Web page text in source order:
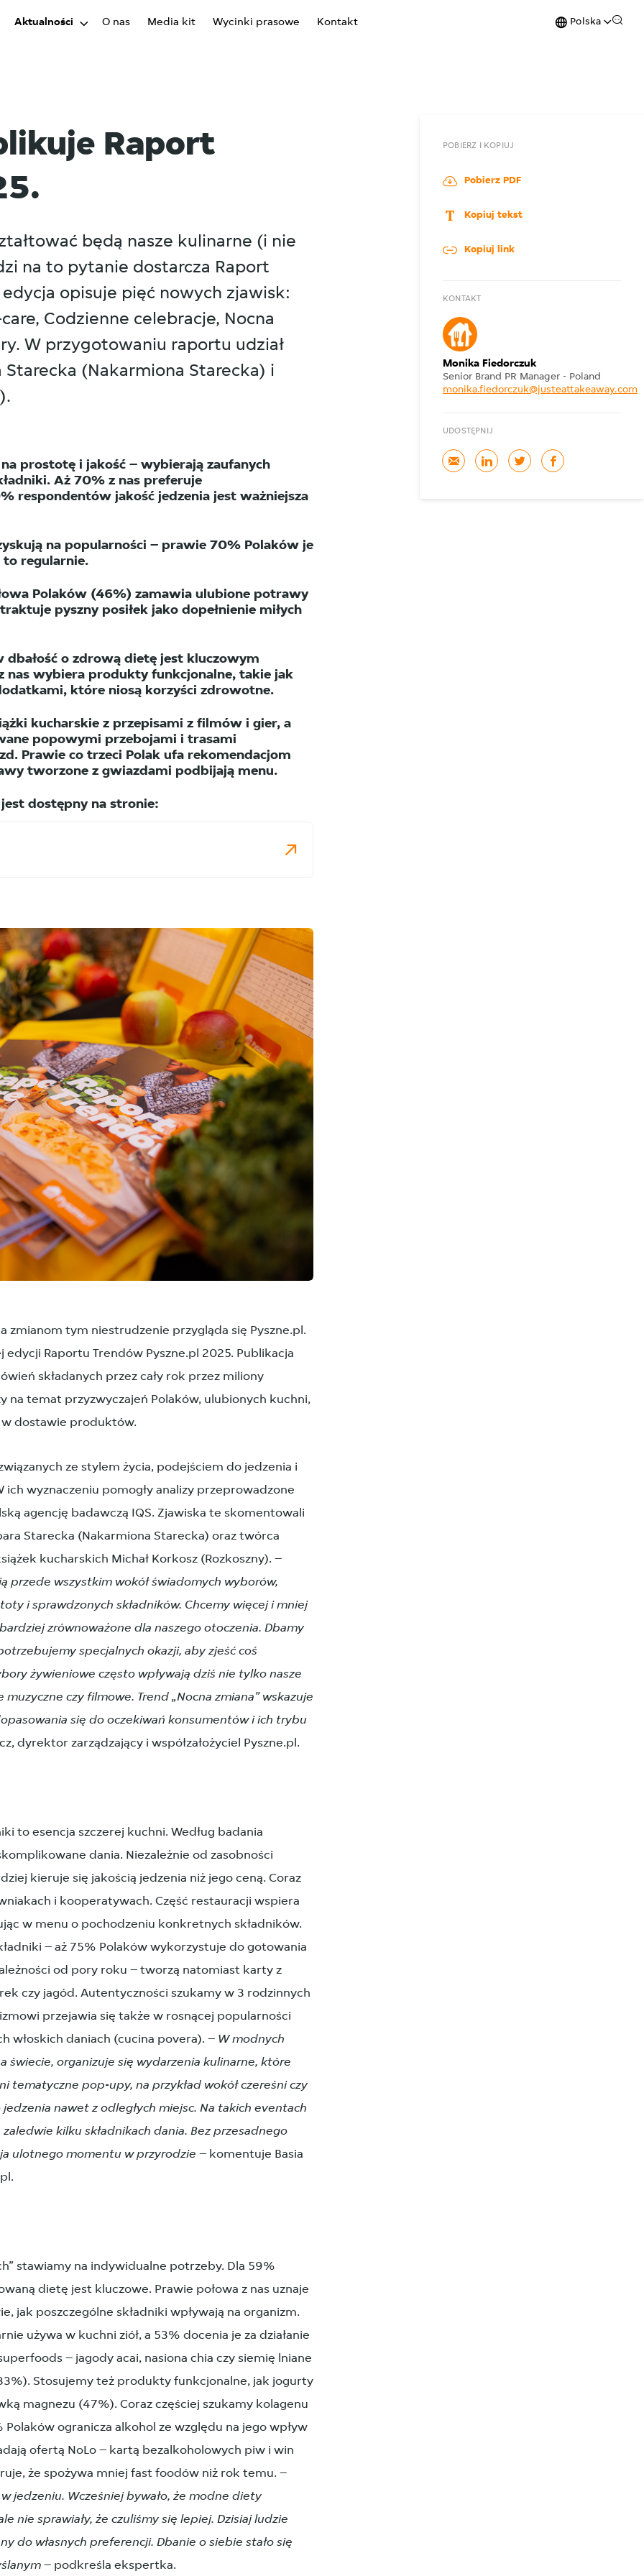
Aktualności O nas Media kit Wycinki prasowe Kontakt Polska
Raport
będą nasze kulinarne (i nie
na to pytanie dostarcza Raport
opisuje pięć nowych zjawisk:
Codzienne celebracje, Nocna
W przygotowaniu raportu udział
(Nakarmiona Starecka) i
prostotę i jakość – wybierają zaufanych
Aż 70% z nas preferuje
respondentów jakość jedzenia jest ważniejsza
na popularności – prawie 70% Polaków je
to regularnie.
Polaków (46%) zamawia ulubione potrawy
pyszny posiłek jako dopełnienie miłych
dbałość o zdrową dietę jest kluczowym
nas wybiera produkty funkcjonalne, takie jak
które niosą korzyści zdrowotne.
kucharskie z przepisami z filmów i gier, a
popowymi przebojami i trasami
Prawie co trzeci Polak ufa rekomendacjom
tworzone z gwiazdami podbijają menu.
dostępny na stronie:
zmianom tym niestrudzenie przygląda się Pyszne.pl.
Raportu Trendów Pyszne.pl 2025. Publikacja
składanych przez cały rok przez miliony
na temat przyzwyczajeń Polaków, ulubionych kuchni,
dostawie produktów.
ze stylem życia, podejściem do jedzenia i
wyznaczeniu pomogły analizy przeprowadzone
agencję badawczą IQS. Zjawiska te skomentowali
Starecka (Nakarmiona Starecka) oraz twórca
kucharskich Michał Korkosz (Rozkoszny). –
przede wszystkim wokół świadomych wyborów,
i sprawdzonych składników. Chcemy więcej i mniej
zrównoważone dla naszego otoczenia. Dbamy
specjalnych okazji, aby zjeść coś
żywieniowe często wpływają dziś nie tylko nasze
czy filmowe. Trend „Nocna zmiana” wskazuje
się do oczekiwań konsumentów i ich trybu
dyrektor zarządzający i współzałożyciel Pyszne.pl.
to esencja szczerej kuchni. Według badania
dania. Niezależnie od zasobności
kieruje się jakością jedzenia niż jego ceną. Coraz
i kooperatywach. Część restauracji wspiera
w menu o pochodzeniu konkretnych składników.
– aż 75% Polaków wykorzystuje do gotowania
od pory roku – tworzą natomiast karty z
czy jagód. Autentyczności szukamy w 3 rodzinnych
przejawia się także w rosnącej popularności
włoskich daniach (cucina povera). – W modnych
świecie, organizuje się wydarzenia kulinarne, które
tematyczne pop-upy, na przykład wokół czereśni czy
nawet z odległych miejsc. Na takich eventach
kilku składnikach dania. Bez przesadnego
ulotnego momentu w przyrodzie – komentuje Basia
stawiamy na indywidualne potrzeby. Dla 59%
dietę jest kluczowe. Prawie połowa z nas uznaje
jak poszczególne składniki wpływają na organizm.
używa w kuchni ziół, a 53% docenia je za działanie
– jagody acai, nasiona chia czy siemię lniane
Stosujemy też produkty funkcjonalne, jak jogurty
magnezu (47%). Coraz częściej szukamy kolagenu
ogranicza alkohol ze względu na jego wpływ
ofertą NoLo – kartą bezalkoholowych piw i win
że spożywa mniej fast foodów niż rok temu. –
jedzeniu. Wcześniej bywało, że modne diety
nie sprawiały, że czuliśmy się lepiej. Dzisiaj ludzie
do własnych preferencji. Dbanie o siebie stało się
– podkreśla ekspertka.
POBIERZ I KOPIUJ
Pobierz PDF
Kopiuj tekst
Kopiuj link
KONTAKT
Monika Fiedorczuk
Senior Brand PR Manager - Poland
monika.fiedorczuk@justeattakeaway.com
UDOSTĘPNIJ